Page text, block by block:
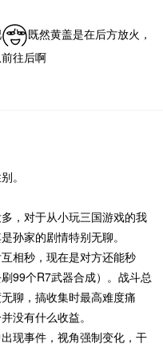
既然黄盖是在后方放火，
往后啊
。
，对于从小玩三国游戏的我
孙家的剧情特别无聊。
相秒，现在是对方还能秒
99个R7武器合成）。战斗总
聊，搞收集时最高难度痛
没有什么收益。
现事件，视角强制变化，干